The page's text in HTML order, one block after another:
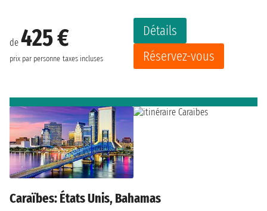
de 425 €
prix par personne taxes incluses
Détails
Réservez-vous
Caraïbes: États Unis, Bahamas